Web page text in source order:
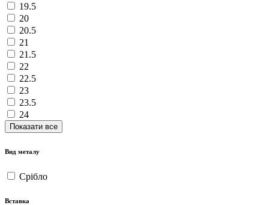
19.5
20
20.5
21
21.5
22
22.5
23
23.5
24
Показати все
Вид металу
Срібло
Вставка